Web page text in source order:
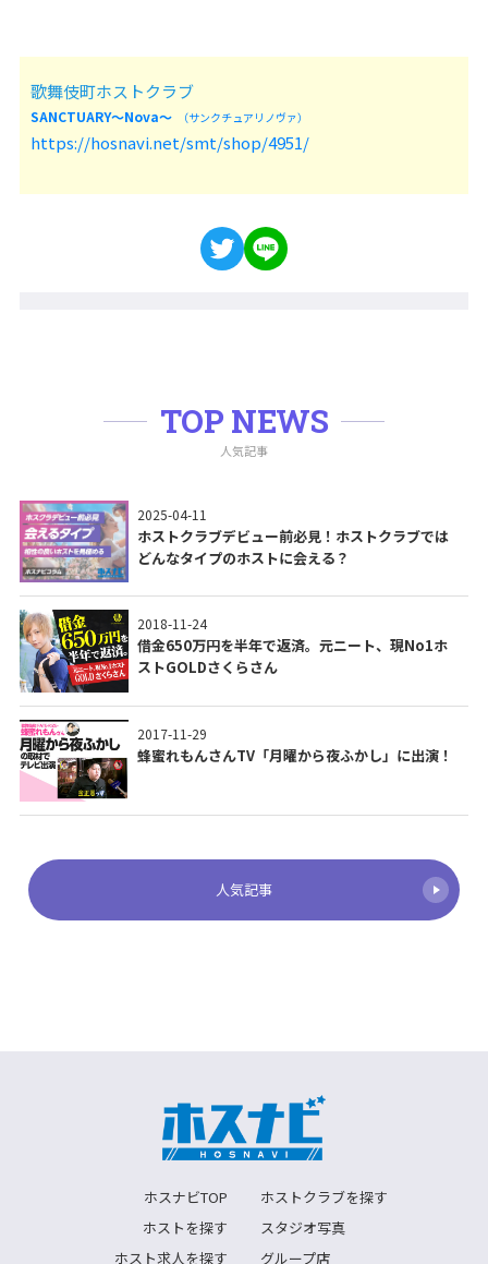
歌舞伎町ホストクラブ
SANCTUARY～Nova～ （サンクチュアリノヴァ）
https://hosnavi.net/smt/shop/4951/
TOP NEWS
人気記事
2025-04-11
ホストクラブデビュー前必見！ホストクラブでは
どんなタイプのホストに会える？
2018-11-24
借金650万円を半年で返済。元ニート、現No1ホ
ストGOLDさくらさん
2017-11-29
蜂蜜れもんさんTV「月曜から夜ふかし」に出演！
人気記事
ホスナビTOP
ホストクラブを探す
ホストを探す
スタジオ写真
ホスト求人を探す
グループ店